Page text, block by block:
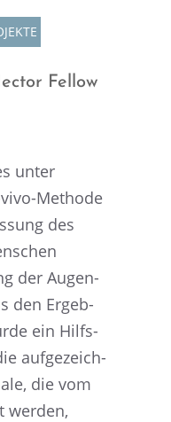
Fellow
unter
Methode
des
der Augen­
den Ergeb­
ein Hilfs­
aufge­zeich­
die vom
werden,